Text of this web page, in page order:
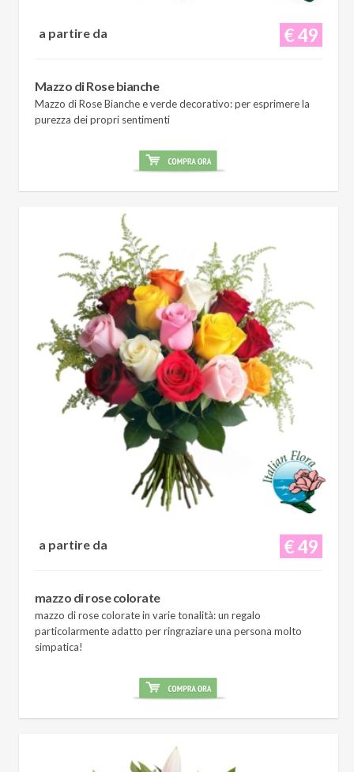
€ 49
a partire da
Mazzo di Rose bianche
Mazzo di Rose Bianche e verde decorativo: per esprimere la
purezza dei propri sentimenti
€ 49
a partire da
mazzo di rose colorate
mazzo di rose colorate in varie tonalità: un regalo
particolarmente adatto per ringraziare una persona molto
simpatica!